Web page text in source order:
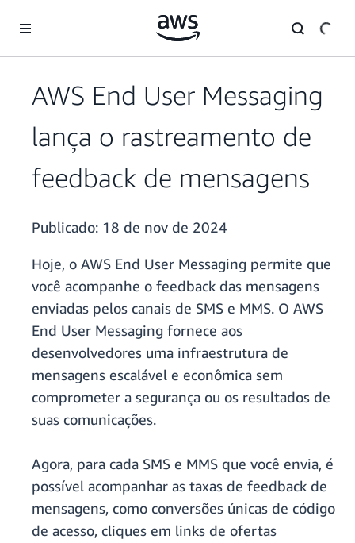
Pular para o conteúdo principal
AWS End User Messaging
lança o rastreamento de
feedback de mensagens
Publicado: 18 de nov de 2024
Hoje, o AWS End User Messaging permite que
você acompanhe o feedback das mensagens
enviadas pelos canais de SMS e MMS. O AWS
End User Messaging fornece aos
desenvolvedores uma infraestrutura de
mensagens escalável e econômica sem
comprometer a segurança ou os resultados de
suas comunicações.
Agora, para cada SMS e MMS que você envia, é
possível acompanhar as taxas de feedback de
mensagens, como conversões únicas de código
de acesso, cliques em links de ofertas